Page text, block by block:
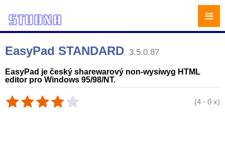
EasyPad STANDARD 3.5.0.87
EasyPad je český sharewarový non-wysiwyg HTML
editor pro Windows 95/98/NT.
(4 - 0 x)
≡